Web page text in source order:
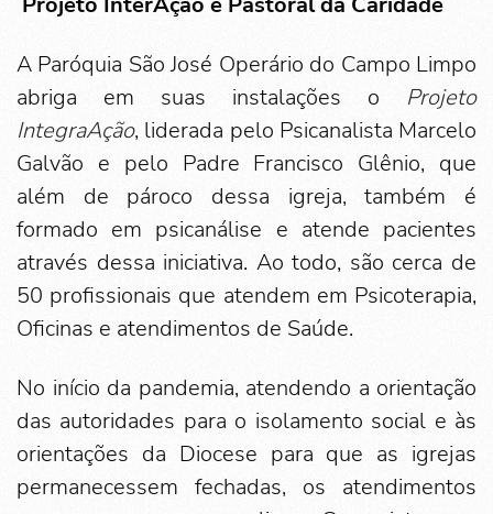
A Paróquia São José Operário do Campo Limpo
abriga em suas instalações o Projeto
IntegraAção, liderada pelo Psicanalista Marcelo
Galvão e pelo Padre Francisco Glênio, que
além de pároco dessa igreja, também é
formado em psicanálise e atende pacientes
através dessa iniciativa. Ao todo, são cerca de
50 profissionais que atendem em Psicoterapia,
Oficinas e atendimentos de Saúde.
No início da pandemia, atendendo a orientação
das autoridades para o isolamento social e às
orientações da Diocese para que as igrejas
permanecessem fechadas, os atendimentos